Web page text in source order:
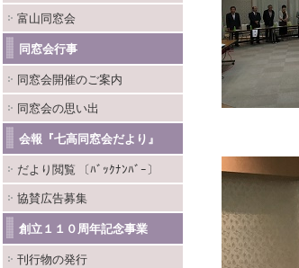
富山同窓会
同窓会行事
同窓会開催のご案内
同窓会の思い出
会報『七高同窓会だより』
だより閲覧 〔ﾊﾞｯｸﾅﾝﾊﾞｰ〕
協賛広告募集
創立１１０周年記念事業
刊行物の発行